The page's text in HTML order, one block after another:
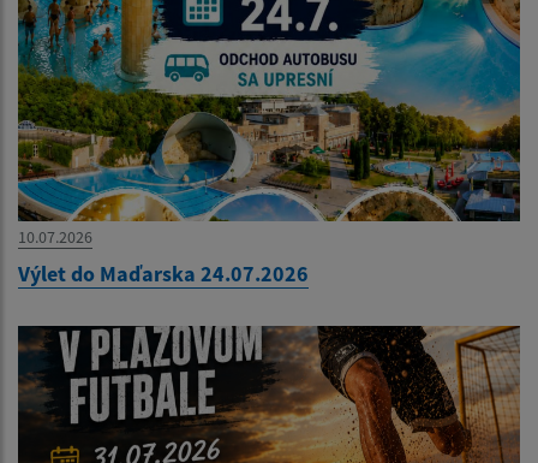
10.07.2026
Výlet do Maďarska 24.07.2026